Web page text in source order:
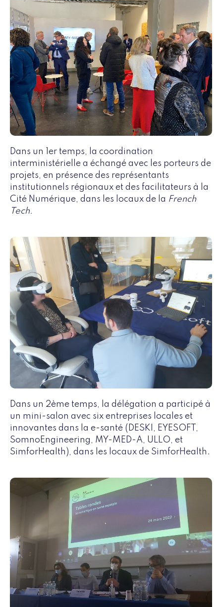
Dans un 1er temps, la coordination
interministérielle a échangé avec les porteurs de
projets, en présence des représentants
institutionnels régionaux et des facilitateurs à la
Cité Numérique, dans les locaux de la French
Tech.
Dans un 2ème temps, la délégation a participé à
un mini-salon avec six entreprises locales et
innovantes dans la e-santé (DESKI, EYESOFT,
SomnoEngineering, MY-MED-A, ULLO, et
SimforHealth), dans les locaux de SimforHealth.